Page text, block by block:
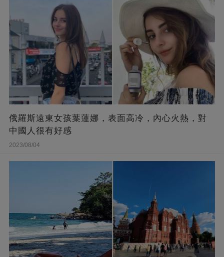
俄羅斯遠東女孩葉蓮娜，表面高冷，內心火熱，對
中國人很有好感
2023/08/04